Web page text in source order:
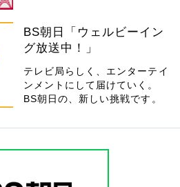
BS朝日「ウェルビーイン
グ放送中！」
テレビ局らしく、エンターテイ
ンメントにして届けていく。
BS朝日の、新しい挑戦です。